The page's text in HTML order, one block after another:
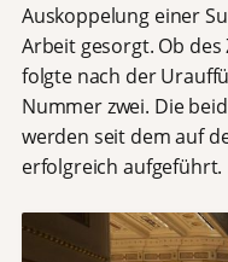
Auskoppelung einer
Arbeit gesorgt. Ob
folgte nach der
Nummer zwei. Die
werden seit dem auf
erfolgreich aufgeführt.